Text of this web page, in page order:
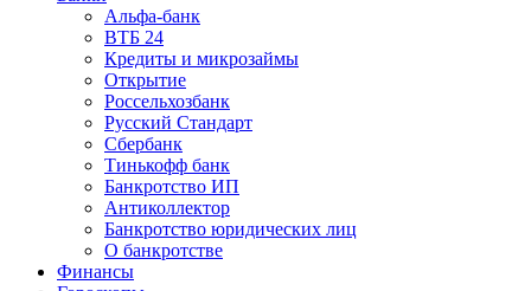
Альфа-банк
ВТБ 24
Кредиты и микрозаймы
Открытие
Россельхозбанк
Русский Стандарт
Сбербанк
Тинькофф банк
Банкротство ИП
Антиколлектор
Банкротство юридических лиц
О банкротстве
Финансы